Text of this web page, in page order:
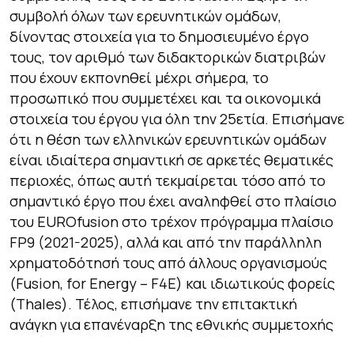
συμβολή όλων των ερευνητικών ομάδων,
δίνοντας στοιχεία για το δημοσιευμένο έργο
τους, τον αριθμό των διδακτορικών διατριβών
που έχουν εκπονηθεί μέχρι σήμερα, το
προσωπικό που συμμετέχει και τα οικονομικά
στοιχεία του έργου για όλη την 25ετία. Επισήμανε
ότι η θέση των ελληνικών ερευνητικών ομάδων
είναι ιδιαίτερα σημαντική σε αρκετές θεματικές
περιοχές, όπως αυτή τεκμαίρεται τόσο από το
σημαντικό έργο που έχει αναληφθεί στο πλαίσιο
του EUROfusion στο τρέχον πρόγραμμα πλαίσιο
FP9 (2021-2025), αλλά και από την παράλληλη
χρηματοδότησή τους από άλλους οργανισμούς
(Fusion, for Energy – F4E) και ιδιωτικούς φορείς
(Thales). Τέλος, επισήμανε την επιτακτική
ανάγκη για επανέναρξη της εθνικής συμμετοχής